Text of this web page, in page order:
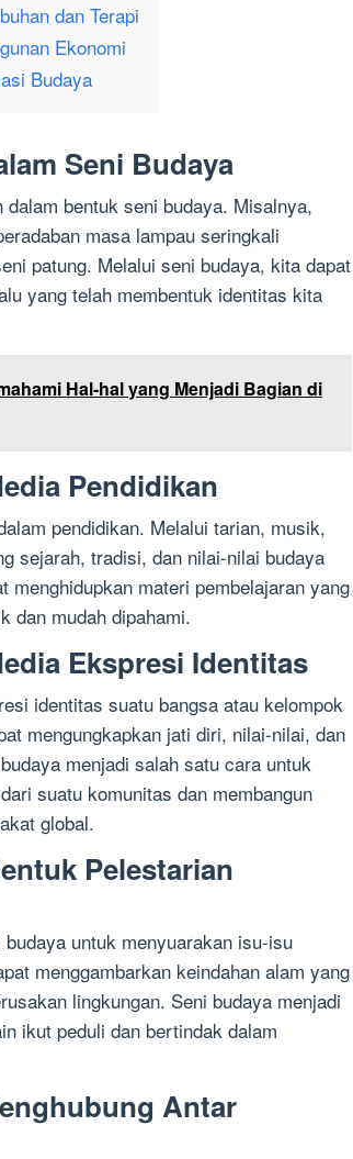
dan Terapi
Ekonomi
Budaya
Seni Budaya
bentuk seni budaya. Misalnya,
masa lampau seringkali
patung. Melalui seni budaya, kita dapat
yang telah membentuk identitas kita
Hal-hal yang Menjadi Bagian di
Pendidikan
pendidikan. Melalui tarian, musik,
sejarah, tradisi, dan nilai-nilai budaya
menghidupkan materi pembelajaran yang
dan mudah dipahami.
Ekspresi Identitas
identitas suatu bangsa atau kelompok
mengungkapkan jati diri, nilai-nilai, dan
menjadi salah satu cara untuk
suatu komunitas dan membangun
global.
Pelestarian
untuk menyuarakan isu-isu
menggambarkan keindahan alam yang
lingkungan. Seni budaya menjadi
ikut peduli dan bertindak dalam
Antar